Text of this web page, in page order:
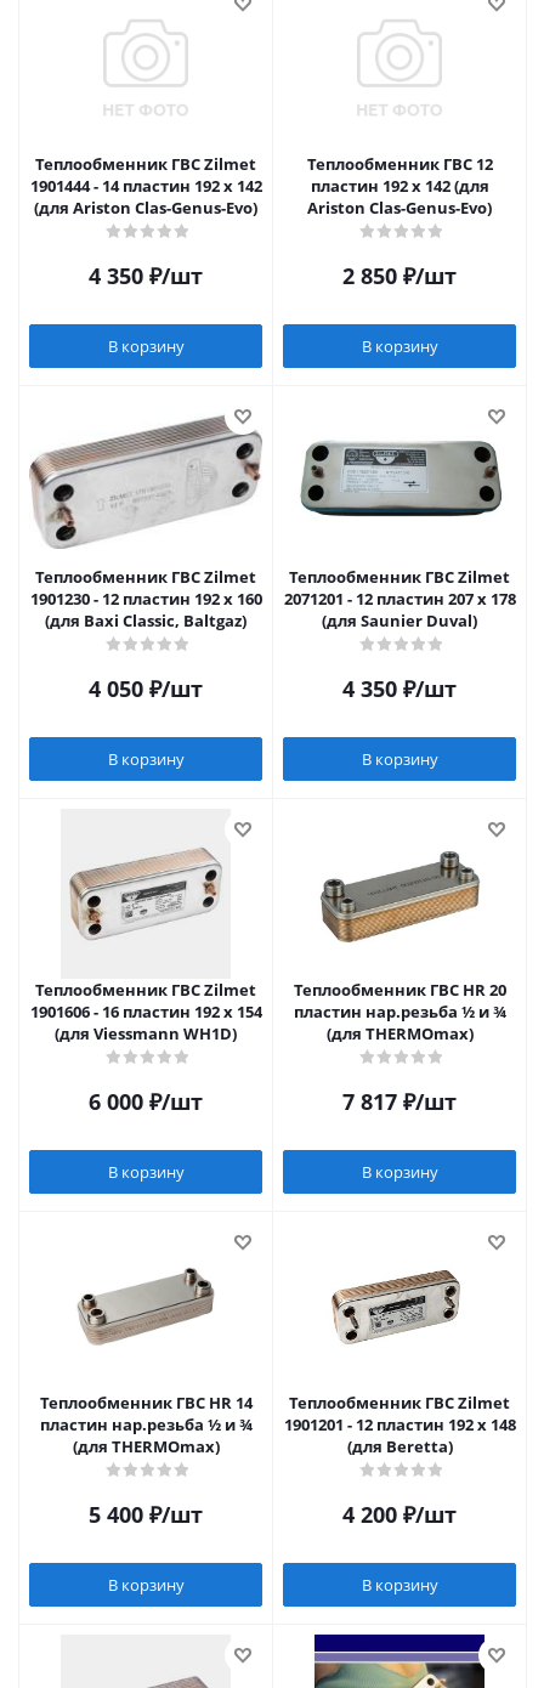
Теплообменник ГВС Zilmet
1901444 - 14 пластин 192 x 142
(для Ariston Clas-Genus-Evo)
4 350 ₽/шт
В корзину
Теплообменник ГВС 12
пластин 192 x 142 (для
Ariston Clas-Genus-Evo)
2 850 ₽/шт
В корзину
Теплообменник ГВС Zilmet
1901230 - 12 пластин 192 x 160
(для Baxi Classic, Baltgaz)
4 050 ₽/шт
В корзину
Теплообменник ГВС Zilmet
2071201 - 12 пластин 207 x 178
(для Saunier Duval)
4 350 ₽/шт
В корзину
Теплообменник ГВС Zilmet
1901606 - 16 пластин 192 x 154
(для Viessmann WH1D)
6 000 ₽/шт
В корзину
Теплообменник ГВС HR 20
пластин нар.резьба ½ и ¾
(для THERMOmax)
7 817 ₽/шт
В корзину
Теплообменник ГВС HR 14
пластин нар.резьба ½ и ¾
(для THERMOmax)
5 400 ₽/шт
В корзину
Теплообменник ГВС Zilmet
1901201 - 12 пластин 192 x 148
(для Beretta)
4 200 ₽/шт
В корзину